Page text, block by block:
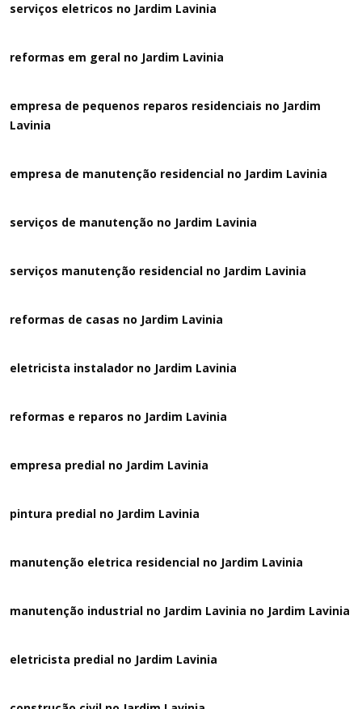
serviços eletricos no Jardim Lavinia
reformas em geral no Jardim Lavinia
empresa de pequenos reparos residenciais no Jardim
Lavinia
empresa de manutenção residencial no Jardim Lavinia
serviços de manutenção no Jardim Lavinia
serviços manutenção residencial no Jardim Lavinia
reformas de casas no Jardim Lavinia
eletricista instalador no Jardim Lavinia
reformas e reparos no Jardim Lavinia
empresa predial no Jardim Lavinia
pintura predial no Jardim Lavinia
manutenção eletrica residencial no Jardim Lavinia
manutenção industrial no Jardim Lavinia no Jardim Lavinia
eletricista predial no Jardim Lavinia